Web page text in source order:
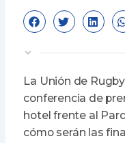
La Unión de
conferencia de
hotel frente al
cómo serán las